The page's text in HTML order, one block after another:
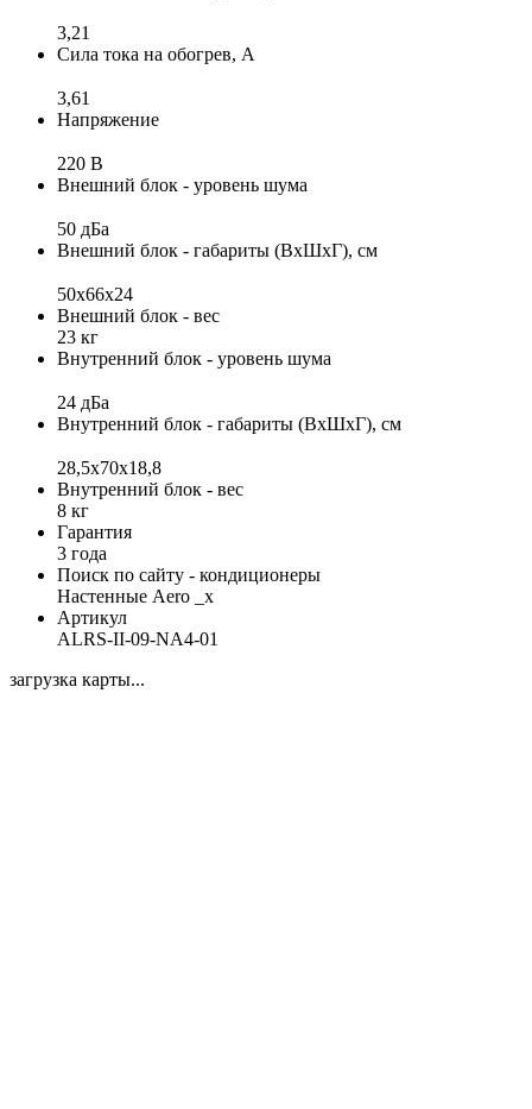
3,21
Сила тока на обогрев, А
3,61
Напряжение
220 В
Внешний блок - уровень шума
50 дБа
Внешний блок - габариты (ВхШхГ), см
50x66x24
Внешний блок - вес
23 кг
Внутренний блок - уровень шума
24 дБа
Внутренний блок - габариты (ВхШхГ), см
28,5x70x18,8
Внутренний блок - вес
8 кг
Гарантия
3 года
Поиск по сайту - кондиционеры
Настенные Aero _x
Артикул
ALRS-II-09-NA4-01
загрузка карты...